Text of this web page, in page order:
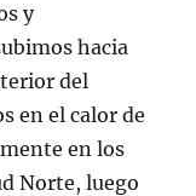
y
hacia
del
en el calor de
en los
Norte, luego